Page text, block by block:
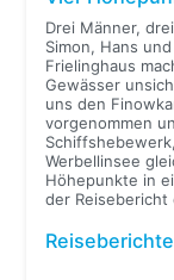
Drei Männer,
Simon, Hans
Frielinghaus
Gewässer
uns den
vorgenommen
Werbellinsee
Höhepunkte in
der Reisebericht